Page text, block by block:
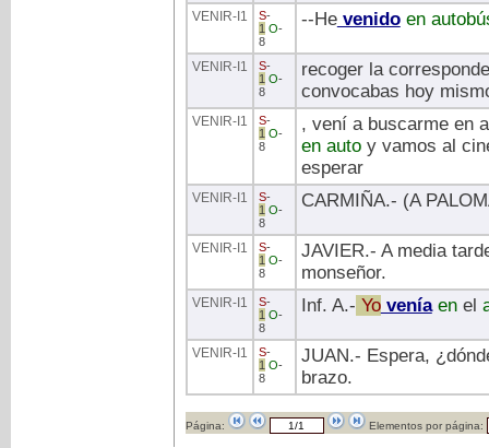
VENIR-I1 S-
1 O-
8
--Hevenidoen
VENIR-I1 S-
1 O-
8
recoger la
convocabas hoy
VENIR-I1 S-
1 O-
8
, vení a buscarme en
enautoy vamos al
esperar
VENIR-I1 S-
1 O-
8
CARMIÑA.- (A
VENIR-I1 S-
1 O-
8
JAVIER.- A media
monseñor.
VENIR-I1 S-
1 O-
8
Inf. A.- Yoveníaenel
VENIR-I1 S-
1 O-
8
JUAN.- Espera,
brazo.
Página: Elementos por página: